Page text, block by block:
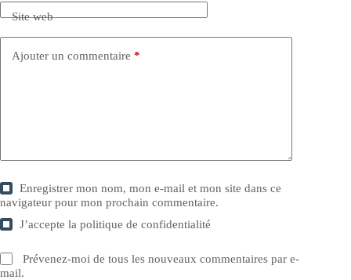
Site web
Ajouter un commentaire *
Enregistrer mon nom, mon e-mail et mon site dans ce
navigateur pour mon prochain commentaire.
J’accepte lapolitique de confidentialité
Prévenez-moi de tous les nouveaux commentaires par e-
mail.